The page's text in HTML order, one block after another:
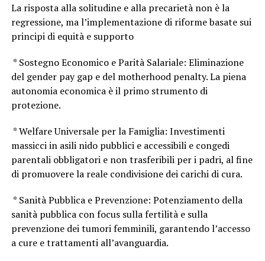
La risposta alla solitudine e alla precarietà non è la
regressione, ma l’implementazione di riforme basate sui
principi di equità e supporto
* Sostegno Economico e Parità Salariale: Eliminazione
del gender pay gap e del motherhood penalty. La piena
autonomia economica è il primo strumento di
protezione.
* Welfare Universale per la Famiglia: Investimenti
massicci in asili nido pubblici e accessibili e congedi
parentali obbligatori e non trasferibili per i padri, al fine
di promuovere la reale condivisione dei carichi di cura.
* Sanità Pubblica e Prevenzione: Potenziamento della
sanità pubblica con focus sulla fertilità e sulla
prevenzione dei tumori femminili, garantendo l’accesso
a cure e trattamenti all’avanguardia.